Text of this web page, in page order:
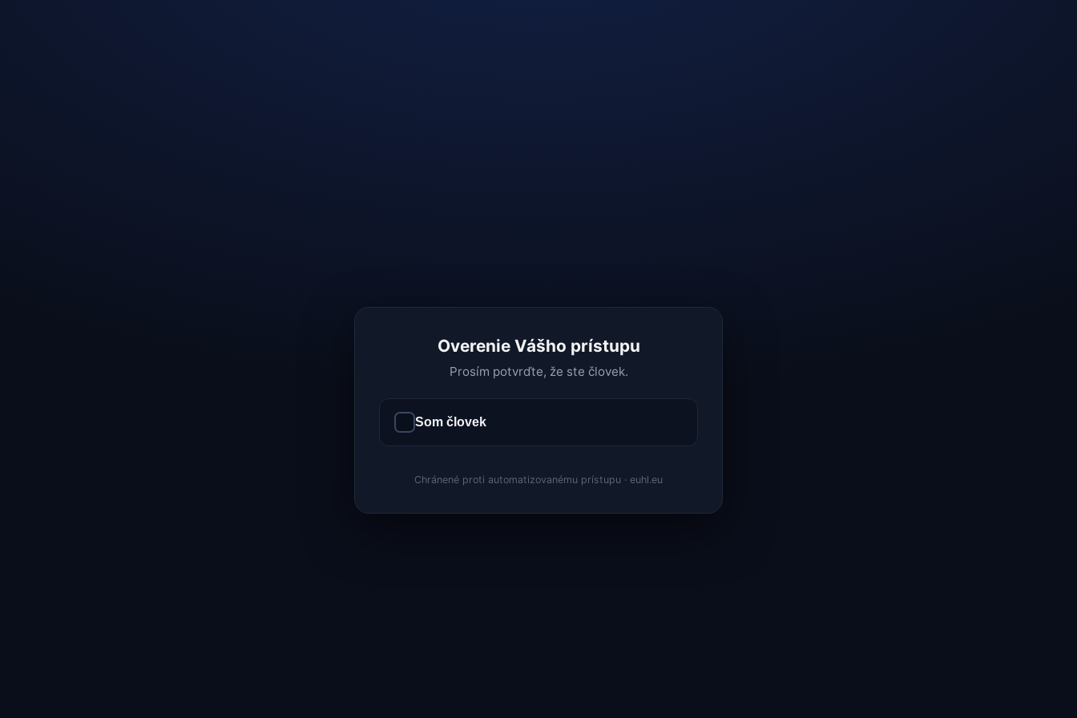
Overenie Vášho prístupu
Prosím potvrďte, že ste človek.
Som človek
Chránené proti automatizovanému prístupu · euhl.eu